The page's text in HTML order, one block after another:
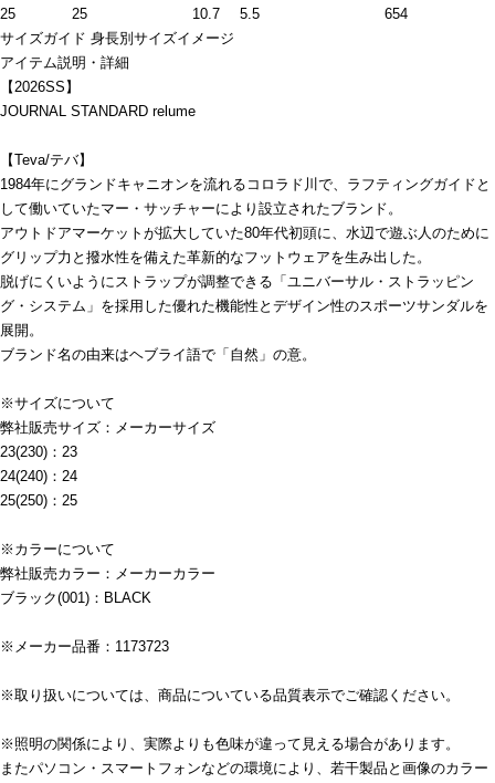
25
25 10.7 5.5
654
サイズガイド 身長別サイズイメージ
アイテム説明・詳細
【2026SS】
JOURNAL STANDARD relume
【Teva/テバ】
1984年にグランドキャニオンを流れるコロラド川で、ラフティングガイドと
して働いていたマー・サッチャーにより設立されたブランド。
アウトドアマーケットが拡大していた80年代初頭に、水辺で遊ぶ人のために
グリップ力と撥水性を備えた革新的なフットウェアを生み出した。
脱げにくいようにストラップが調整できる「ユニバーサル・ストラッピン
グ・システム」を採用した優れた機能性とデザイン性のスポーツサンダルを
展開。
ブランド名の由来はヘブライ語で「自然」の意。
※サイズについて
弊社販売サイズ：メーカーサイズ
23(230)：23
24(240)：24
25(250)：25
※カラーについて
弊社販売カラー：メーカーカラー
ブラック(001)：BLACK
※メーカー品番：1173723
※取り扱いについては、商品についている品質表示でご確認ください。
※照明の関係により、実際よりも色味が違って見える場合があります。
またパソコン・スマートフォンなどの環境により、若干製品と画像のカラー